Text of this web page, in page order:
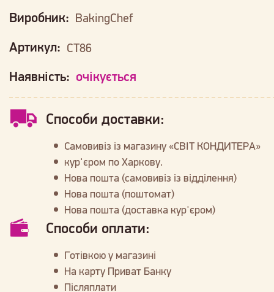
Виробник: BakingChef
Артикул: CT86
Наявність: очікується
Способи доставки:
Самовивіз із магазину «СВІТ КОНДИТЕРА»
кур'єром по Харкову.
Нова пошта (самовивіз із відділення)
Нова пошта (поштомат)
Нова пошта (доставка кур'єром)
Способи оплати:
Готівкою у магазині
На карту Приват Банку
Післяплати